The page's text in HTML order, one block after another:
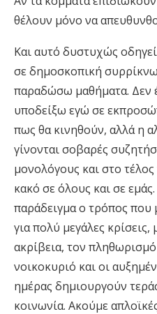
θέλουν μόνο να
Και αυτό δυστυχώς
σε δημοσκοπική
παραδώσω μαθήματα. Δεν
υποδείξω εγώ σε
πως θα κινηθούν, αλλά η
γίνονται σοβαρές
μονολόγους και στο
κακό σε όλους και σε
παράδειγμα ο τρόπος που
για πολύ μεγάλες
ακρίβεια, τον πληθωρισμό
νοικοκυριό και οι
ημέρας δημιουργούν
κοινωνία. Ακούμε